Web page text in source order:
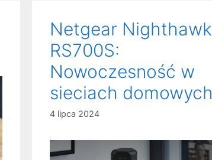
Netgear Nighthawk
RS700S:
Nowoczesność w
sieciach domowych
4 lipca 2024